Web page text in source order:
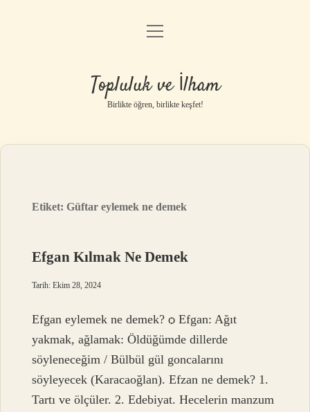
Anasayfa
Gizlilik Politikası
Yasal Uyarı
menüyü
Topluluk ve İlham
Birlikte öğren, birlikte keşfet!
Etiket:Güftar eylemek ne demek
Efgan Kılmak Ne Demek
Tarih: Ekim 28, 2024
Efgan eylemek ne demek? ѻ Efgan: Ağıt
yakmak, ağlamak: Öldüğümde dillerde
söyleneceğim / Bülbül gül goncalarını
söyleyecek (Karacaoğlan). Efzan ne demek? 1.
Tartı ve ölçüler. 2. Edebiyat. Hecelerin manzum